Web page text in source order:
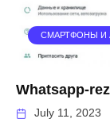
СМАРТФОНЫ И
Whatsapp-
July 11, 2023